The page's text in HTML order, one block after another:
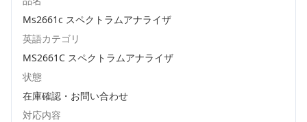
Ms2661c スペクトラムアナライザ
英語カテゴリ
MS2661C スペクトラムアナライザ
状態
在庫確認・お問い合わせ
対応内容